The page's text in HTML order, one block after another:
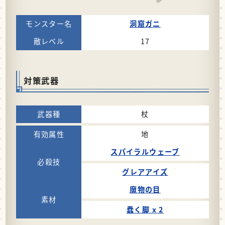
洞窟ガニ
17
対策武器
杖
地
スパイラルウェーブ
グレアアイズ
魔物の目
蠢く脚 x 2